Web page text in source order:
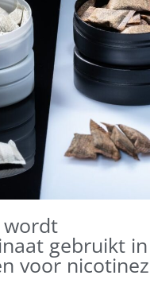
wordt
gebruikt in
voor